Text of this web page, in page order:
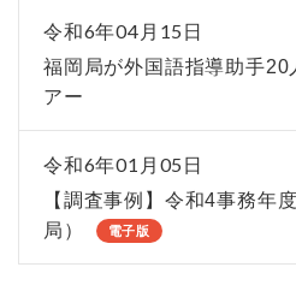
令和6年04月15日
福岡局が外国語指導助手20
アー
令和6年01月05日
【調査事例】令和4事務年
局）
電子版